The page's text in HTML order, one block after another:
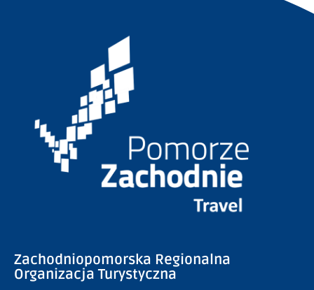
Zachodniopomorska Regionalna
Organizacja Turystyczna